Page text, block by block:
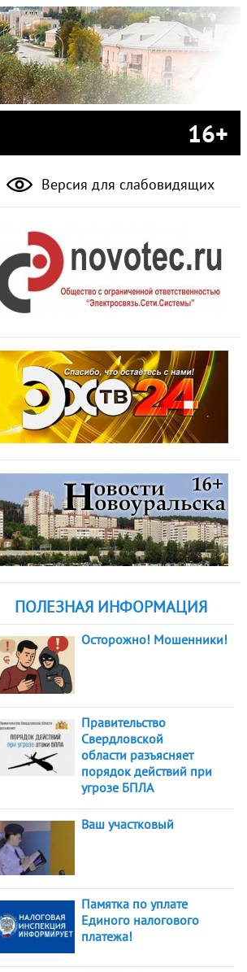
16+
Версия для слабовидящих
ПОЛЕЗНАЯ ИНФОРМАЦИЯ
Осторожно! Мошенники!
Правительство
Свердловской
области разъясняет
порядок действий при
угрозе БПЛА
Ваш участковый
Памятка по уплате
Единого налогового
платежа!